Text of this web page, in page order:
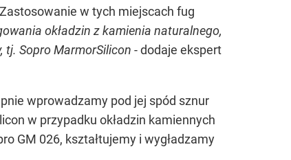
w tych miejscach fug
okładzin z kamienia naturalnego,
tj. Sopro MarmorSilicon - dodaje ekspert
wprowadzamy pod jej spód sznur
w przypadku okładzin kamiennych
GM 026, kształtujemy i wygładzamy